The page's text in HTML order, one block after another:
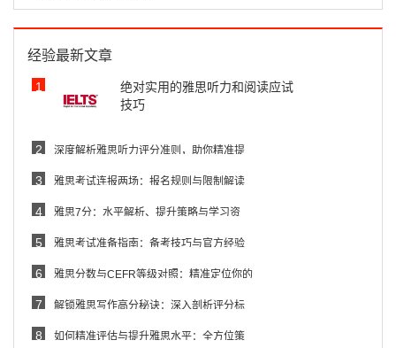
经验最新文章
1
绝对实用的雅思听力和阅读应试
技巧
2 深度解析雅思听力评分准则，助你精准提
3 雅思考试连报两场：报名规则与限制解读
4 雅思7分：水平解析、提升策略与学习资
5 雅思考试准备指南：备考技巧与官方经验
6 雅思分数与CEFR等级对照：精准定位你的
7 解锁雅思写作高分秘诀：深入剖析评分标
8 如何精准评估与提升雅思水平：全方位策